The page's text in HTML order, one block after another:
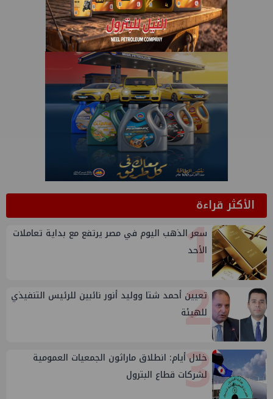
الأكثر قراءة1
سعر الذهب اليوم في مصر يرتفع مع بداية تعاملات
الأحد
2
تعيين أحمد شتا ووليد أنور نائبين للرئيس التنفيذي
للهيئة
3
خلال أيام: انطلاق ماراثون الجمعيات العمومية
لشركات قطاع البترول